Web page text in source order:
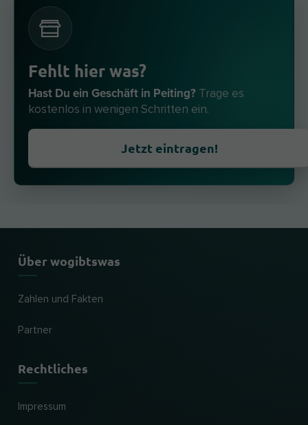
Fehlt hier was?
Hast Du ein Geschäft in Peiting? Trage es
kostenlos in wenigen Schritten ein.
Jetzt eintragen!
Über wogibtswas
Zahlen und Fakten
Partner
Rechtliches
Impressum